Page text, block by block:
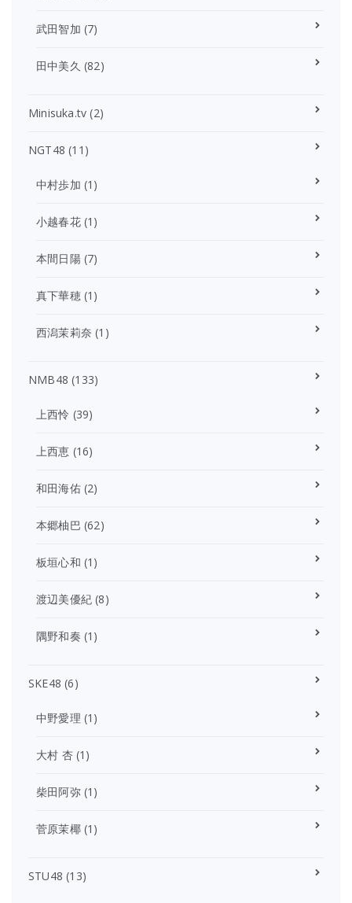
武田智加 (7)
田中美久 (82)
Minisuka.tv (2)
NGT48 (11)
中村歩加 (1)
小越春花(1)
本間日陽(7)
真下華穂(1)
西潟茉莉奈 (1)
NMB48 (133)
上西怜 (39)
上西恵 (16)
和田海佑(2)
本郷柚巴 (62)
板垣心和 (1)
渡辺美優紀 (8)
隅野和奏 (1)
SKE48 (6)
中野愛理 (1)
大村 杏(1)
柴田阿弥(1)
菅原茉椰(1)
STU48 (13)